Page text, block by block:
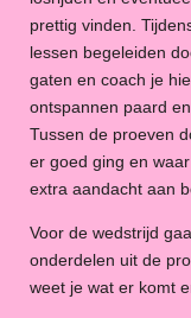
prettig vinden.
lessen begeleiden
gaten en coach je
ontspannen paard
Tussen de proeven
er goed ging en
extra aandacht aan
Voor de wedstrijd
onderdelen uit de
weet je wat er komt